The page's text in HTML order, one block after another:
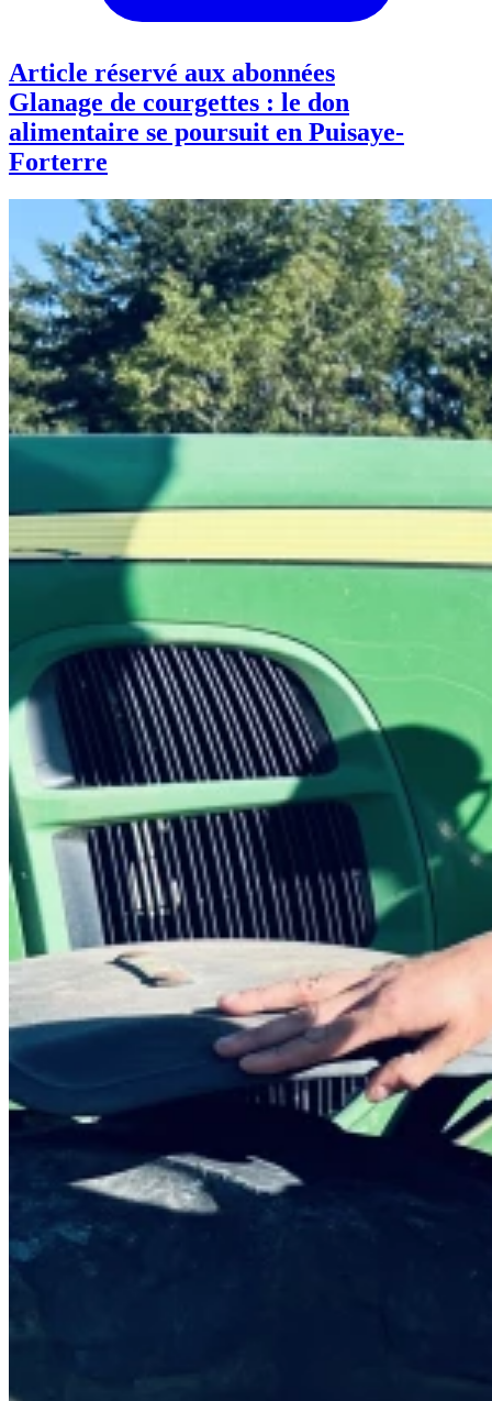
Article réservé aux abonnées
Glanage de courgettes : le don
alimentaire se poursuit en Puisaye-
Forterre